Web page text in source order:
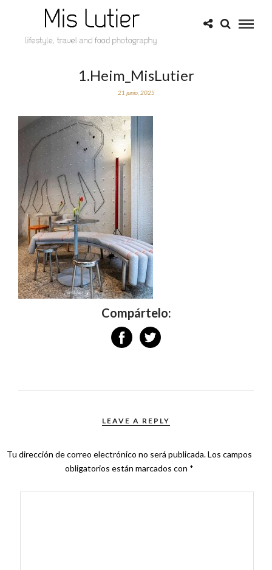
1.Heim_MisLutier
21 junio, 2025
Compártelo:
LEAVE A REPLY
Tu dirección de correo electrónico no será publicada.Los campos
obligatorios están marcados con *